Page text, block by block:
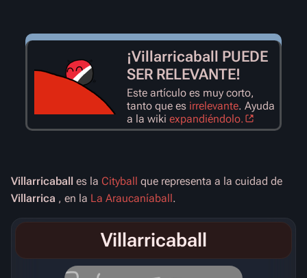
¡Villarricaball PUEDE
SER RELEVANTE!
Este artículo es muy corto,
tanto que es irrelevante. Ayuda
a la wiki expandiéndolo.
Villarricaball es la Cityball que representa a la cuidad de
Villarrica , en la La Araucaníaball.
Villarricaball